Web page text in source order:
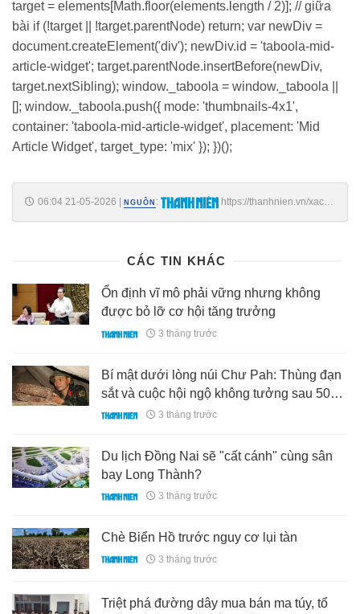
target = elements[Math.floor(elements.length / 2)]; // giữa
bài if (!target || !target.parentNode) return; var newDiv =
document.createElement('div'); newDiv.id = 'taboola-mid-
article-widget'; target.parentNode.insertBefore(newDiv,
target.nextSibling); window._taboola = window._taboola ||
[]; window._taboola.push({ mode: 'thumbnails-4x1',
container: 'taboola-mid-article-widget', placement: 'Mid
Article Widget', target_type: 'mix' }); })();
06:04 21-05-2026 | NGUỒN :
https://thanhnien.vn/xac-
CÁC TIN KHÁC
Ổn định vĩ mô phải vững nhưng không
được bỏ lỡ cơ hội tăng trưởng
3 tháng trước
Bí mật dưới lòng núi Chư Pah: Thùng đạn
sắt và cuộc hội ngộ không tưởng sau 50
năm
3 tháng trước
Du lịch Đồng Nai sẽ "cất cánh" cùng sân
bay Long Thành?
3 tháng trước
Chè Biển Hồ trước nguy cơ lụi tàn
3 tháng trước
Triệt phá đường dây mua bán ma túy, tổ